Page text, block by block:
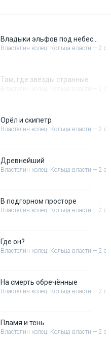
Властелин колец: Кольца власти — 2
Там, где звёзды странные
Орёл и скипетр
Властелин колец: Кольца власти — 2
Древнейший
Властелин колец: Кольца власти — 2
В подгорном просторе
Властелин колец: Кольца власти — 2
Где он?
Властелин колец: Кольца власти — 2
На смерть обречённые
Властелин колец: Кольца власти — 2
Пламя и тень
Властелин колец: Кольца власти — 2